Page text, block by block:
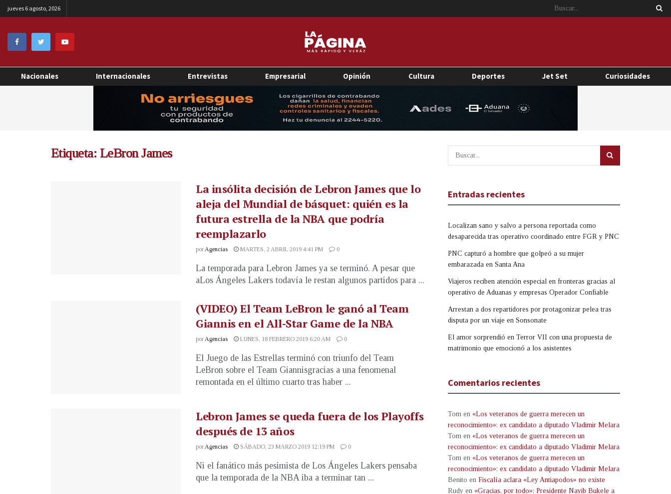
jueves 6 agosto, 2026
Nacionales Internacionales Entrevistas Empresarial Opinión Cultura Deportes Jet Set Curiosidades
Etiqueta: LeBron James
La insólita decisión de Lebron James que lo
aleja del Mundial de básquet: quién es la
futura estrella de la NBA que podría
reemplazarlo
porAgencias MARTES, 2 ABRIL 2019 4:41 PM 0
La temporada para Lebron James ya se terminó. A pesar que
aLos Ángeles Lakers todavía le restan algunos partidos para ...
(VIDEO) El Team LeBron le ganó al Team
Giannis en el All-Star Game de la NBA
porAgencias LUNES, 18 FEBRERO 2019 6:20 AM 0
El Juego de las Estrellas terminó con triunfo del Team
LeBron sobre el Team Giannisgracias a una fenomenal
remontada en el último cuarto tras haber ...
Lebron James se queda fuera de los Playoffs
después de 13 años
porAgencias SÁBADO, 23 MARZO 2019 12:19 PM 0
Ni el fanático más pesimista de Los Ángeles Lakers pensaba
que la temporada de la NBA iba a terminar tan ...
Entradas recientes
Localizan sano y salvo a persona reportada como
desaparecida tras operativo coordinado entre FGR y PNC
PNC capturó a hombre que golpeó a su mujer
embarazada en Santa Ana
Viajeros reciben atención especial en fronteras gracias al
operativo de Aduanas y empresas Operador Confiable
Arrestan a dos repartidores por protagonizar pelea tras
disputa por un viaje en Sonsonate
El amor sorprendió en Terror VII con una propuesta de
matrimonio que emocionó a los asistentes
Comentarios recientes
Tom en «Los veteranos de guerra merecen un
reconocimiento»: ex candidato a diputado Vladimir Melara
Tom en «Los veteranos de guerra merecen un
reconocimiento»: ex candidato a diputado Vladimir Melara
Tom en «Los veteranos de guerra merecen un
reconocimiento»: ex candidato a diputado Vladimir Melara
Benito en Fiscalía aclara «Ley Antiapodos» no existe
Rudy en «Gracias, por todo»: Presidente Nayib Bukele a